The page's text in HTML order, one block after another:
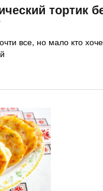
тортик
все, но мало кто